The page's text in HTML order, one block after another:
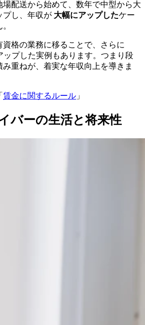
配送から始めて、数年で中型から大
プし、年収が 大幅にアップしたケー
格の業務に移ることで、さらに
プした実例もあります。つまり段
重ねが、着実な年収向上を導きま
賃金に関するルール 」
バーの生活と将来性